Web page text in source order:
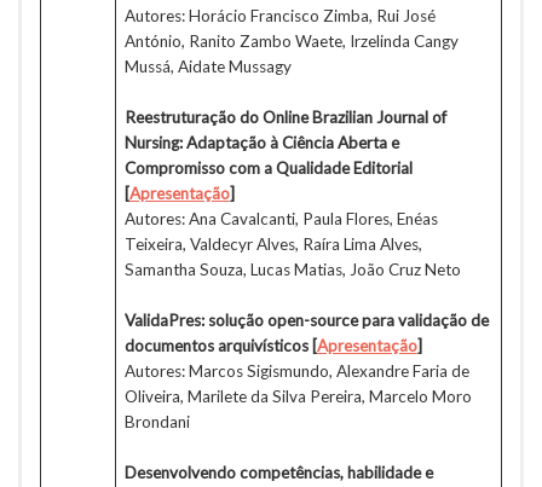
Autores: Horácio Francisco Zimba, Rui José
António, Ranito Zambo Waete, Irzelinda Cangy
Mussá, Aidate Mussagy
Reestruturação do Online Brazilian Journal of
Nursing: Adaptação à Ciência Aberta e
Compromisso com a Qualidade Editorial
[Apresentação]
Autores: Ana Cavalcanti, Paula Flores, Enéas
Teixeira, Valdecyr Alves, Raíra Lima Alves,
Samantha Souza, Lucas Matias, João Cruz Neto
ValidaPres: solução open-source para validação de
documentos arquivísticos [Apresentação]
Autores: Marcos Sigismundo, Alexandre Faria de
Oliveira, Marilete da Silva Pereira, Marcelo Moro
Brondani
Desenvolvendo competências, habilidade e